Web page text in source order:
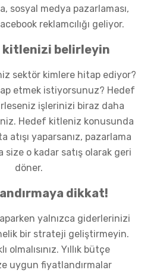
sosyal medya pazarlaması,
reklamcılığı geliyor.
kitlenizi belirleyin
sektör kimlere hitap ediyor?
etmek istiyorsunuz? Hedef
işlerinizi biraz daha
Hedef kitleniz konusunda
atışı yaparsanız, pazarlama
size o kadar satış olarak geri
döner.
dikkat!
yalnızca giderlerinizi
bir strateji geliştirmeyin.
olmalısınız. Yıllık bütçe
uygun fiyatlandırmalar